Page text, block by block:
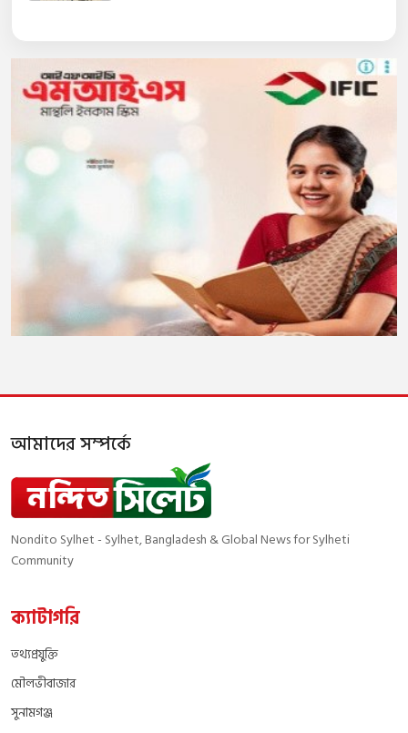
আমাদের সম্পর্কে
Nondito Sylhet - Sylhet, Bangladesh & Global News for Sylheti
Community
ক্যাটাগরি
তথ্যপ্রযুক্তি
মৌলভীবাজার
সুনামগঞ্জ